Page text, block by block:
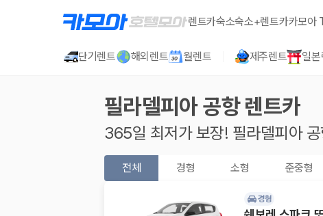
렌트카숙소숙소+렌트카카모아
단기렌트 해외렌트 월렌트 제주렌트 일본
필라델피아 공항렌트카
365일 최저가 보장! 필라델피아
전체 경형 소형 준중형
경형